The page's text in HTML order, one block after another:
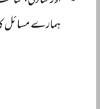
ہمارے مسائل